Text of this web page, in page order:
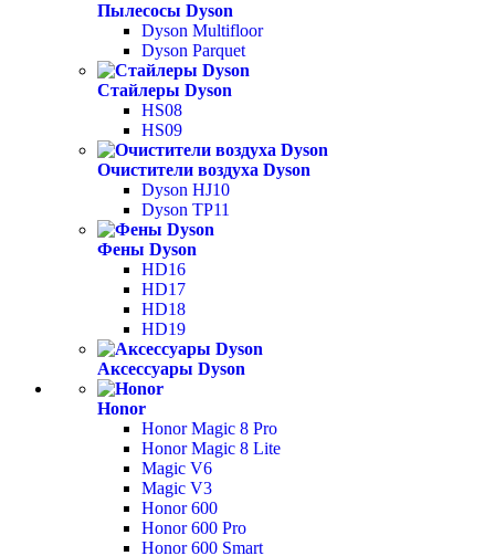
Пылесосы Dyson
Dyson Multifloor
Dyson Parquet
Стайлеры Dyson
HS08
HS09
Очистители воздуха Dyson
Dyson HJ10
Dyson TP11
Фены Dyson
HD16
HD17
HD18
HD19
Аксессуары Dyson
Honor
Honor Magic 8 Pro
Honor Magic 8 Lite
Magic V6
Magic V3
Honor 600
Honor 600 Pro
Honor 600 Smart